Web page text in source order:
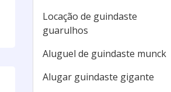
Locação de guindaste
guarulhos
Aluguel de guindaste munck
Alugar guindaste gigante